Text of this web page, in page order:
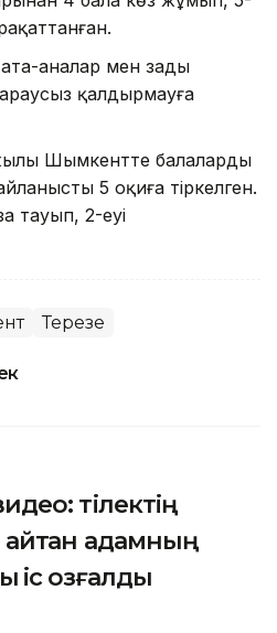
аналар мен заңды
қалдырмауға
Шымкентте балалардың
5 оқиға тіркелген.
тауып, 2-еуі
Терезе
тілектің
адамның
іс қозғалды